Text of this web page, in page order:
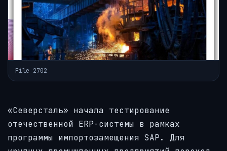
File 2702
«Северсталь» начала тестирование
отечественной ERP-системы в рамках
программы импортозамещения SAP. Для